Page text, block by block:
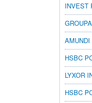
INVEST